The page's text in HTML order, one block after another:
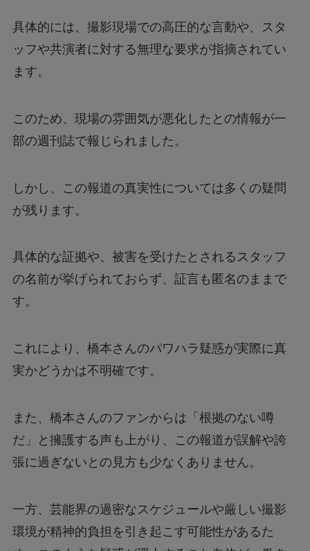
Nintendo Switch 2は何が変わる？前モデルと
Uって誰？
選はどこから応募できる？
具体的には、撮影現場での高圧的な言動や、スタ
ッフや共演者に対する無理な要求が指摘されてい
ます。
このため、現場の雰囲気が悪化したとの情報が一
部の週刊誌で報じられました。
しかし、この報道の真実性については多くの疑問
が残ります。
具体的な証拠や、被害を受けたとされるスタッフ
の名前が挙げられておらず、証言も匿名のままで
す。
これにより、橋本さんのパワハラ疑惑が実際に真
実かどうかは不明確です。
また、橋本さんのファンからは「根拠のない噂
だ」と擁護する声も上がり、この報道が誤解や誇
張に過ぎないとの見方も少なくありません。
一方、芸能界の過密なスケジュールや厳しい撮影
環境が精神的負担を引き起こす可能性があるた